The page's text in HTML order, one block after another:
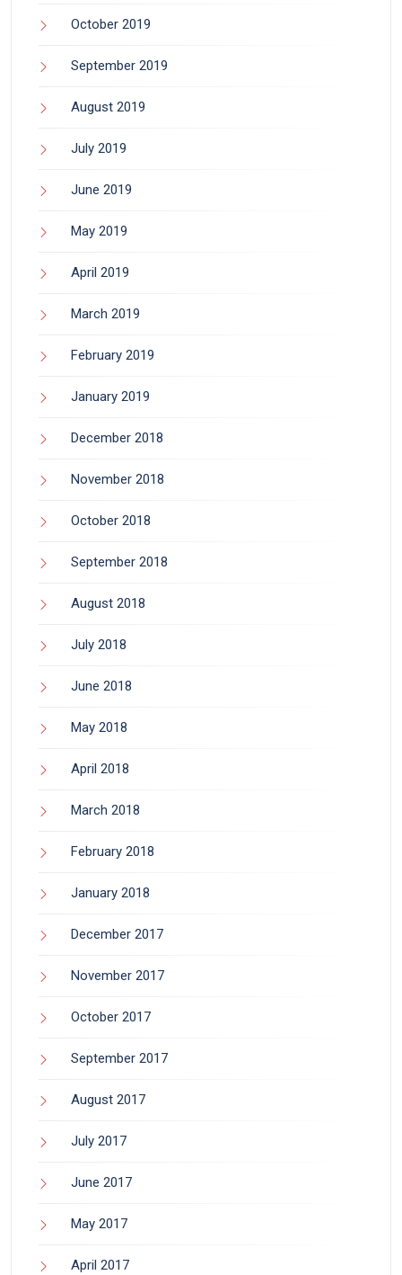
October 2019
September 2019
August 2019
July 2019
June 2019
May 2019
April 2019
March 2019
February 2019
January 2019
December 2018
November 2018
October 2018
September 2018
August 2018
July 2018
June 2018
May 2018
April 2018
March 2018
February 2018
January 2018
December 2017
November 2017
October 2017
September 2017
August 2017
July 2017
June 2017
May 2017
April 2017